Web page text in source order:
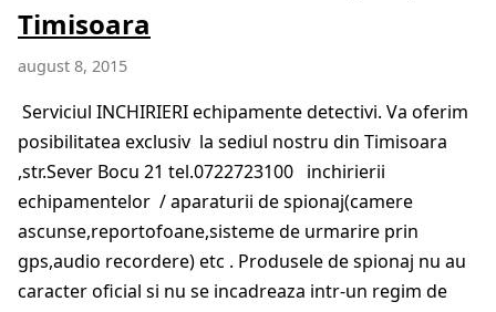
Timisoara
august 8, 2015
Serviciul INCHIRIERI echipamente detectivi. Va oferim
posibilitatea exclusiv la sediul nostru din Timisoara
,str.Sever Bocu 21 tel.0722723100 inchirierii
echipamentelor / aparaturii de spionaj(camere
ascunse,reportofoane,sisteme de urmarire prin
gps,audio recordere) etc . Produsele de spionaj nu au
caracter oficial si nu se incadreaza intr-un regim de